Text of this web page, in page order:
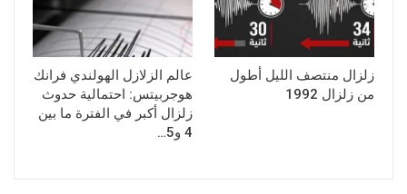
زلزال منتصف الليل أطول
من زلزال 1992
عالم الزلازل الهولندي فرانك
هوجربيتس: احتمالية حدوث
زلزال أكبر في الفترة ما بين
4 و5…